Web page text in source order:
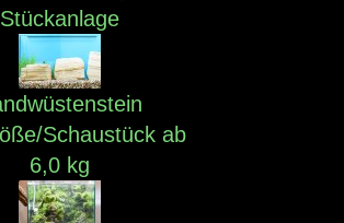
Stückanlage
Schaustück ab
6,0 kg